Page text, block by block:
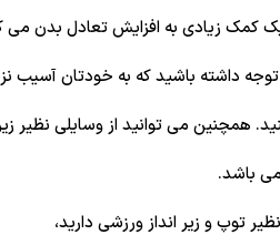
کمک زیادی به افزایش تعادل بدن می
توجه داشته باشید که به خودتان آسیب
همچنین می توانید از وسایلی نظیر
باشد.
توپ و زیر انداز ورزشی دارید،